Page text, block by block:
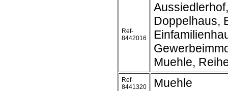
Ref-
8442016
Doppelhaus,
Muehle,
Ref-
8441320
Muehle